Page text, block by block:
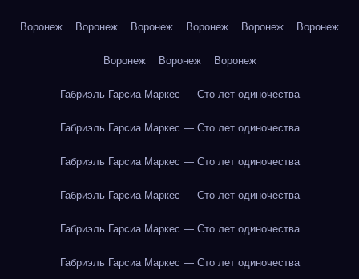
Воронеж Воронеж Воронеж Воронеж Воронеж Воронеж
Воронеж Воронеж Воронеж
Габриэль Гарсиа Маркес — Сто лет одиночества
Габриэль Гарсиа Маркес — Сто лет одиночества
Габриэль Гарсиа Маркес — Сто лет одиночества
Габриэль Гарсиа Маркес — Сто лет одиночества
Габриэль Гарсиа Маркес — Сто лет одиночества
Габриэль Гарсиа Маркес — Сто лет одиночества